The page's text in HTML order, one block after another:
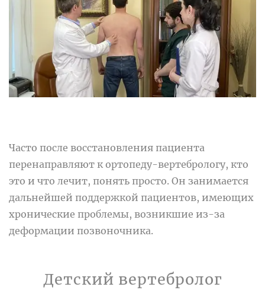
Часто после восстановления пациента
перенаправляют к ортопеду-вертебрологу, кто
это и что лечит, понять просто. Он занимается
дальнейшей поддержкой пациентов, имеющих
хронические проблемы, возникшие из-за
деформации позвоночника.
Детский вертебролог